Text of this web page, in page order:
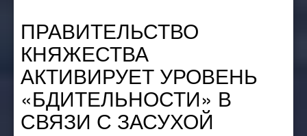
ПРАВИТЕЛЬСТВО
КНЯЖЕСТВА
АКТИВИРУЕТ УРОВЕНЬ
«БДИТЕЛЬНОСТИ» В
СВЯЗИ С ЗАСУХОЙ